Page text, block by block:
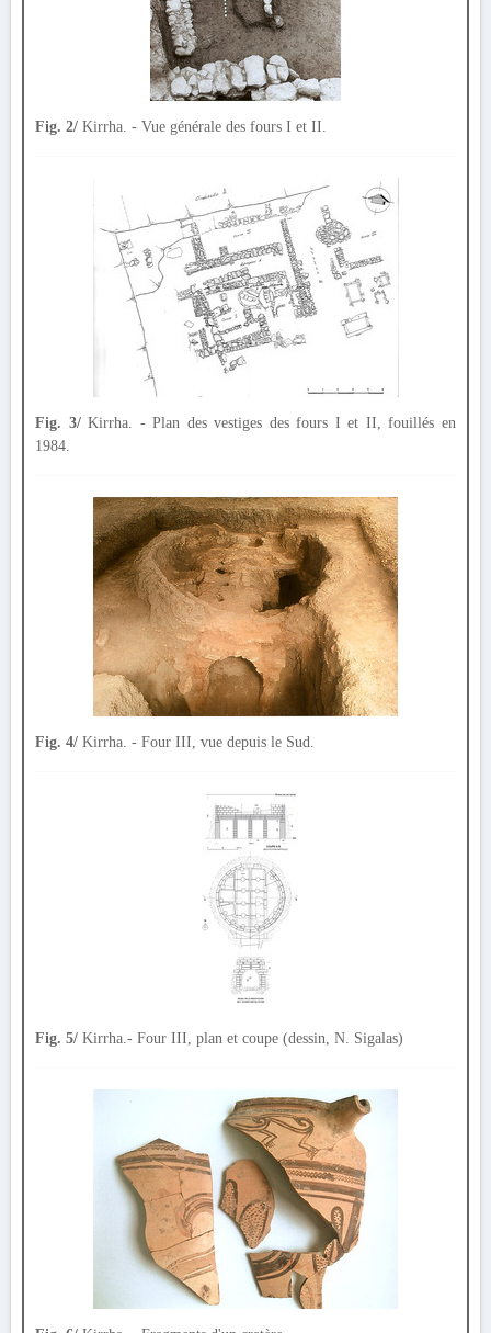
Fig. 2/ Kirrha. - Vue générale des fours I et II.
Fig. 3/Kirrha. - Plan des vestiges des fours I et II, fouillés en
1984.
Fig. 4/ Kirrha. - Four III, vue depuis le Sud.
Fig. 5/ Kirrha.- Four III, plan et coupe (dessin, N. Sigalas)